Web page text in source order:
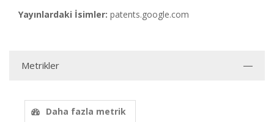
Yayınlardaki İsimler: patents.google.com
Metrikler
Daha fazla metrik